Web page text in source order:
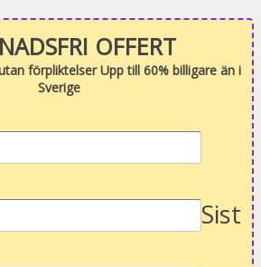
OFFERT
förpliktelser Upp till 60% billigare än i
Sverige
Sist